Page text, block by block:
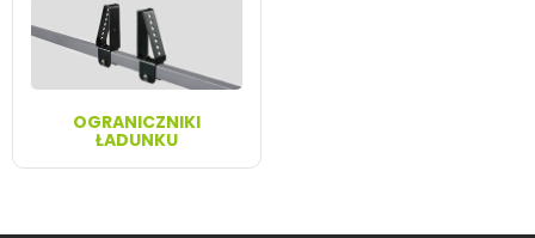
OGRANICZNIKI
ŁADUNKU